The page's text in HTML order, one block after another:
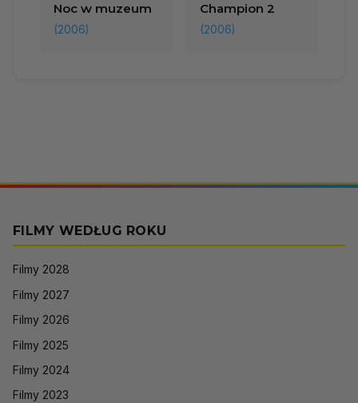
Noc w muzeum
(2006)
Champion 2
(2006)
FILMY WEDŁUG ROKU
Filmy 2028
Filmy 2027
Filmy 2026
Filmy 2025
Filmy 2024
Filmy 2023